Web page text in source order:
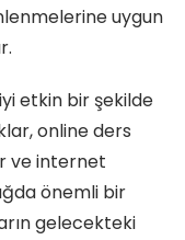
uygun
etkin bir şekilde
online ders
ve internet
önemli bir
gelecekteki